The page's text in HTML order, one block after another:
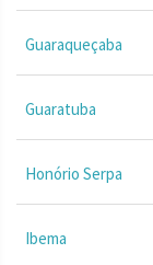
Guaraqueçaba
Guaratuba
Honório Serpa
Ibema